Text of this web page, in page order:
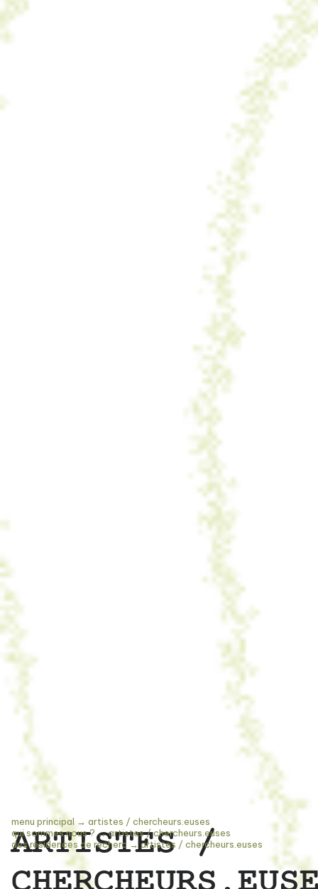
menu principal→ artistes / chercheurs.euses
qui sommes nous ?→artistes / chercheurs.euses
des résidences de recherc → artistes / chercheurs.euses
ARTISTES /